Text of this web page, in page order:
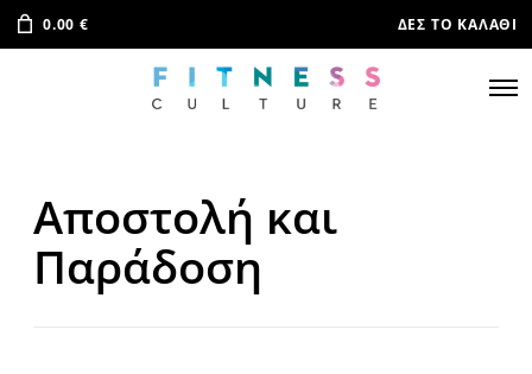
0.00 € ΔΕΣ ΤΟ ΚΑΛΆΘΙ
Αποστολή και
Παράδοση